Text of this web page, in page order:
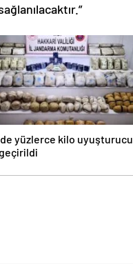
yüzlerce kilo uyuşturucu